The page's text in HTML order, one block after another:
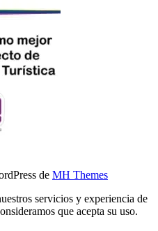
de MH Themes
servicios y experiencia de
que acepta su uso.